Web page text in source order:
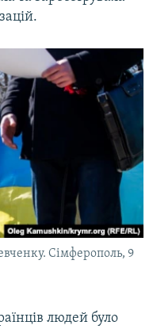
Сімферополь, 9
людей було